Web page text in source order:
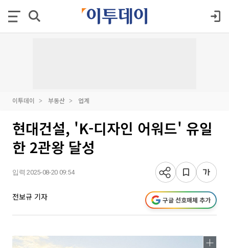
이투데이 부동산 업계
현대건설, 'K-디자인 어워드' 유일
한 2관왕 달성
입력 2025-08-20 09:54
전보규 기자 구글 선호매체 추가